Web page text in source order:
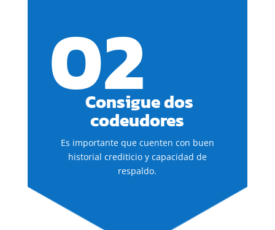
02
Consigue dos
codeudores
Es importante que cuenten con buen
historial crediticio y capacidad de
respaldo.